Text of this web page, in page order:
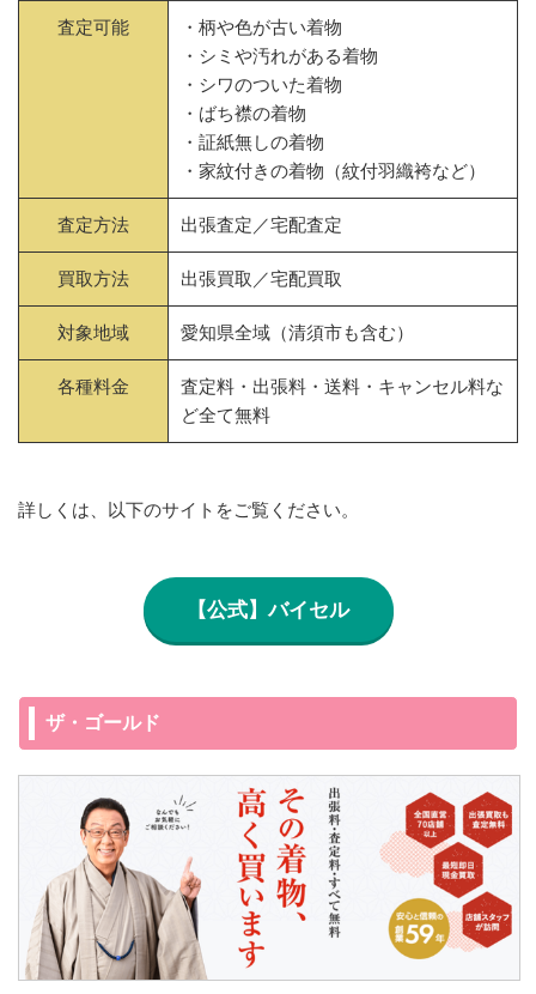
査定可能
・柄や色が古い着物
・シミや汚れがある着物
・シワのついた着物
・ばち襟の着物
・証紙無しの着物
・家紋付きの着物（紋付羽織袴など）
査定方法 出張査定／宅配査定
買取方法 出張買取／宅配買取
対象地域 愛知県全域（清須市も含む）
各種料金
査定料・出張料・送料・キャンセル料な
ど全て無料
詳しくは、以下のサイトをご覧ください。
【公式】バイセル
ザ・ゴールド